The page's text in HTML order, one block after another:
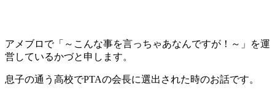
アメブロで「～こんな事を言っちゃあなんですが！～」を運
営しているかづと申します。
息子の通う高校でPTAの会長に選出された時のお話です。